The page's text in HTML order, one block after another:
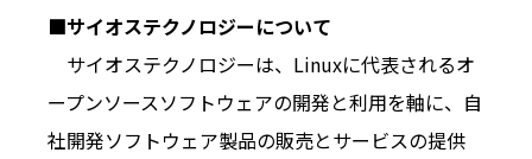
■サイオステクノロジーについて
サイオステクノロジーは、Linuxに代表されるオ
ープンソースソフトウェアの開発と利用を軸に、自
社開発ソフトウェア製品の販売とサービスの提供